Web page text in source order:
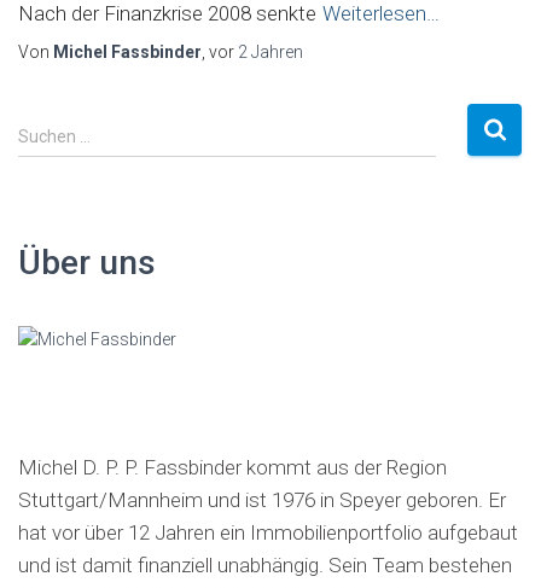
Nach der Finanzkrise 2008 senkte Weiterlesen…
Von Michel Fassbinder , vor 2 Jahren
S
u
h
Suchen …
Über uns
Michel D. P. P. Fassbinder kommt aus der Region
Stuttgart/Mannheim und ist 1976 in Speyer geboren. Er
hat vor über 12 Jahren ein Immobilienportfolio aufgebaut
und ist damit finanziell unabhängig. Sein Team bestehen